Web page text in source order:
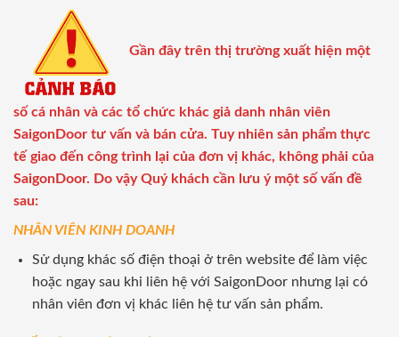
Gần đây trên thị trường xuất hiện một
số cá nhân và các tổ chức khác giả danh nhân viên
SaigonDoor tư vấn và bán cửa. Tuy nhiên sản phẩm thực
tế giao đến công trình lại của đơn vị khác, không phải của
SaigonDoor. Do vậy Quý khách cần lưu ý một số vấn đề
sau:
NHÂN VIÊN KINH DOANH
Sử dụng khác số điện thoại ở trên website để làm việc
hoặc ngay sau khi liên hệ với SaigonDoor nhưng lại có
nhân viên đơn vị khác liên hệ tư vấn sản phẩm.